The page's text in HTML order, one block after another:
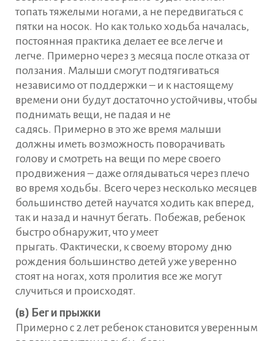
топать тяжелыми ногами, а не передвигаться с
пятки на носок. Но как только ходьба началась,
постоянная практика делает ее все легче и
легче. Примерно через 3 месяца после отказа от
ползания. Малыши смогут подтягиваться
независимо от поддержки – и к настоящему
времени они будут достаточно устойчивы, чтобы
поднимать вещи, не падая и не
садясь. Примерно в это же время малыши
должны иметь возможность поворачивать
голову и смотреть на вещи по мере своего
продвижения – даже оглядываться через плечо
во время ходьбы. Всего через несколько месяцев
большинство детей научатся ходить как вперед,
так и назад и начнут бегать. Побежав, ребенок
быстро обнаружит, что умеет
прыгать. Фактически, к своему второму дню
рождения большинство детей уже уверенно
стоят на ногах, хотя пролития все же могут
случиться и происходят.
(в) Бег и прыжки
Примерно с 2 лет ребенок становится уверенным